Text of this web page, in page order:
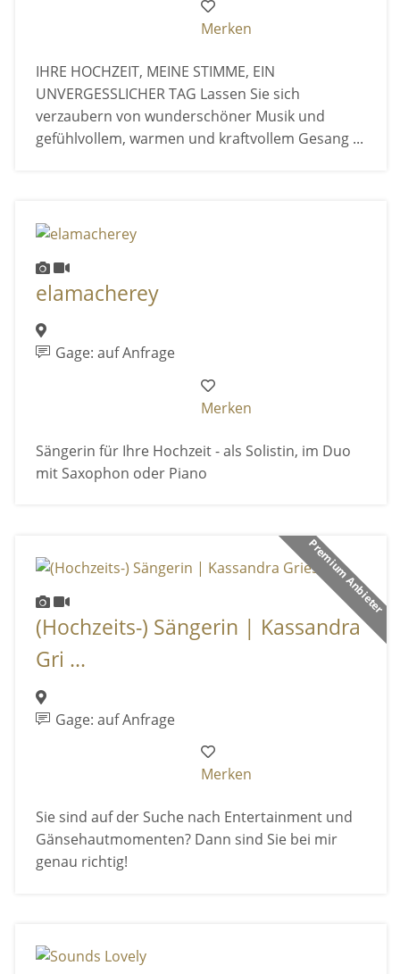
Merken
IHRE HOCHZEIT, MEINE STIMME, EIN
UNVERGESSLICHER TAG Lassen Sie sich
verzaubern von wunderschöner Musik und
gefühlvollem, warmen und kraftvollem Gesang ...
elamacherey
Gage: auf Anfrage
Merken
Sängerin für Ihre Hochzeit - als Solistin, im Duo
mit Saxophon oder Piano
Premium Anbieter
(Hochzeits-) Sängerin | Kassandra
Gri ...
Gage: auf Anfrage
Merken
Sie sind auf der Suche nach Entertainment und
Gänsehautmomenten? Dann sind Sie bei mir
genau richtig!